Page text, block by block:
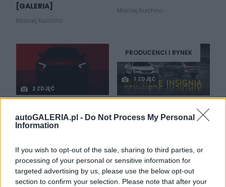
autoGALERIA.pl - Do Not Process My Personal
Information
If you wish to opt-out of the sale, sharing to third parties, or
processing of your personal or sensitive information for
targeted advertising by us, please use the below opt-out
section to confirm your selection. Please note that after your
[GALERIA]
Maciej Kuchno
Maciej Kuchno
2 ZDJĘĆ
Pierwsze oficjalne
zwiastuny nowego
Maciej Kuchno
PRODUCENCI I RYNEK
7 ZDJĘĆ
Insignii oficjalnie